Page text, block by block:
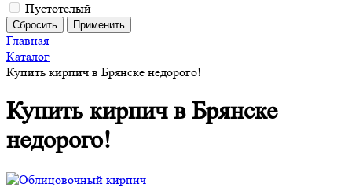
Пустотелый
Главная
Каталог
Купить кирпич в Брянске недорого!
Купить кирпич в Брянске
недорого!